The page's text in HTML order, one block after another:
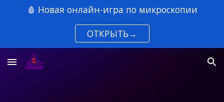
🩸 Новая онлайн-игра по микроскопии
ОТКРЫТЬ→